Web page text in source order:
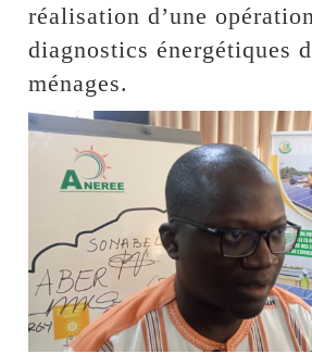
réalisation d’une
diagnostics énergétiques
ménages.